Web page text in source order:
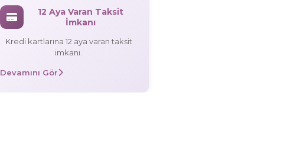
12 Aya Varan Taksit
İmkanı
Kredi kartlarına 12 aya varan taksit
imkanı.
Devamını Gör